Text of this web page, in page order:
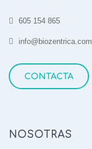
605 154 865
info@biozentrica.com
CONTACTA
NOSOTRAS